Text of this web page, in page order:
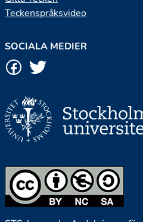
Teckenspråksvideo
SOCIALA MEDIER